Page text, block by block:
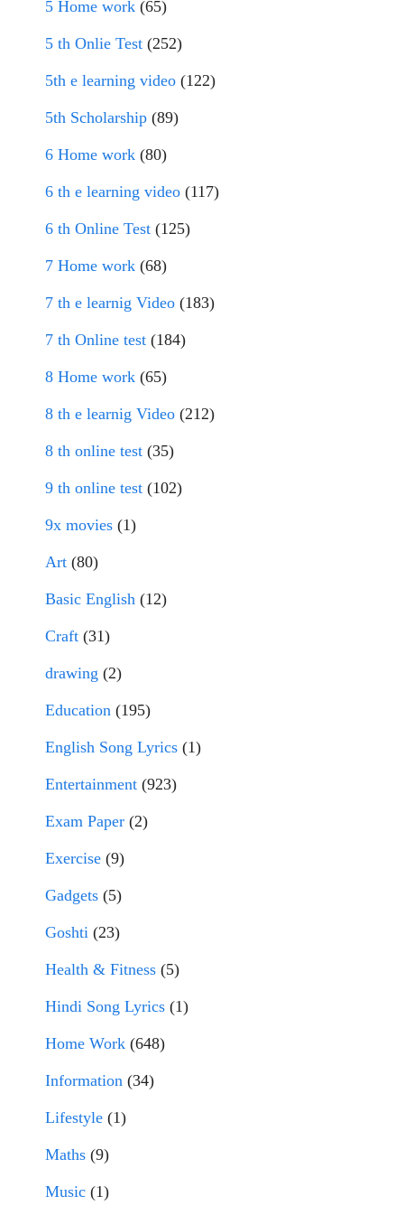
5 Home work (65)
5 th Onlie Test (252)
5th e learning video (122)
5th Scholarship (89)
6 Home work (80)
6 th e learning video (117)
6 th Online Test (125)
7 Home work (68)
7 th e learnig Video (183)
7 th Online test (184)
8 Home work (65)
8 th e learnig Video (212)
8 th online test (35)
9 th online test (102)
9x movies (1)
Art (80)
Basic English (12)
Craft (31)
drawing (2)
Education (195)
English Song Lyrics (1)
Entertainment (923)
Exam Paper (2)
Exercise (9)
Gadgets (5)
Goshti (23)
Health & Fitness (5)
Hindi Song Lyrics (1)
Home Work (648)
Information (34)
Lifestyle (1)
Maths (9)
Music (1)